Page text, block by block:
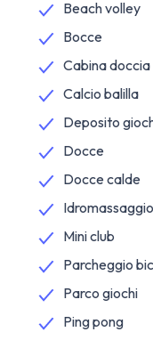
Beach volley
Bocce
Cabina doccia
Calcio balilla
Deposito
Docce
Docce calde
Idromassaggio
Mini club
Parcheggio
Parco giochi
Ping pong